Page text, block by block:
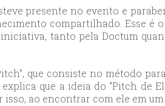
presente no evento e
compartilhado. Esse é
tanto pela Doctum
que consiste no método
que a ideia do “Pitch de
ao encontrar com ele em um